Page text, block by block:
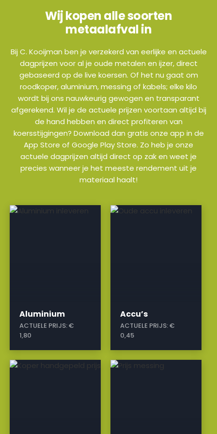
Wij kopen alle soorten
metaalafval in
Bij C. Kooijman ben je verzekerd van eerlijke en actuele
dagprijzen voor al je oude metalen en ijzer, direct
gebaseerd op de live koersen. Of het nu gaat om
roodkoper, aluminium, messing of kabels; elke kilo
wordt bij ons nauwkeurig gewogen en transparant
afgerekend. Wil je de actuele prijzen voortaan altijd bij
de hand hebben en direct profiteren van
koersstijgingen? Download dan gratis onze app in de
App Store of Google Play Store. Zo heb je onze
actuele dagprijzen altijd direct op zak en weet je
precies wanneer je het meeste rendement uit je
materiaal haalt!
Aluminium
ACTUELE PRIJS:€
1,80
a
Accu’s
ACTUELE PRIJS:€
0,45
a
a a